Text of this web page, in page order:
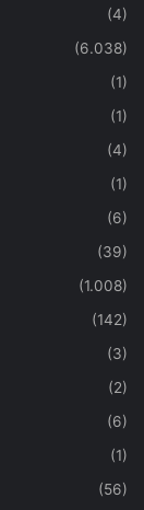
(4)
(6.038)
(1)
(1)
(4)
(1)
(6)
(39)
(1.008)
(142)
(3)
(2)
(6)
(1)
(56)